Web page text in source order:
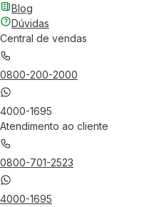
Blog
Dúvidas
Central de vendas
0800-200-2000
4000-1695
Atendimento ao cliente
0800-701-2523
4000-1695